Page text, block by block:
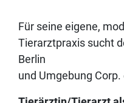
Für seine eigene,
Tierarztpraxis sucht
Berlin
und Umgebung